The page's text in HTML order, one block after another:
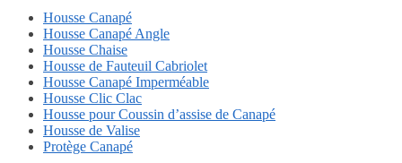
Housse Canapé
Housse Canapé Angle
Housse Chaise
Housse de Fauteuil Cabriolet
Housse Canapé Imperméable
Housse Clic Clac
Housse pour Coussin d’assise de Canapé
Housse de Valise
Protège Canapé